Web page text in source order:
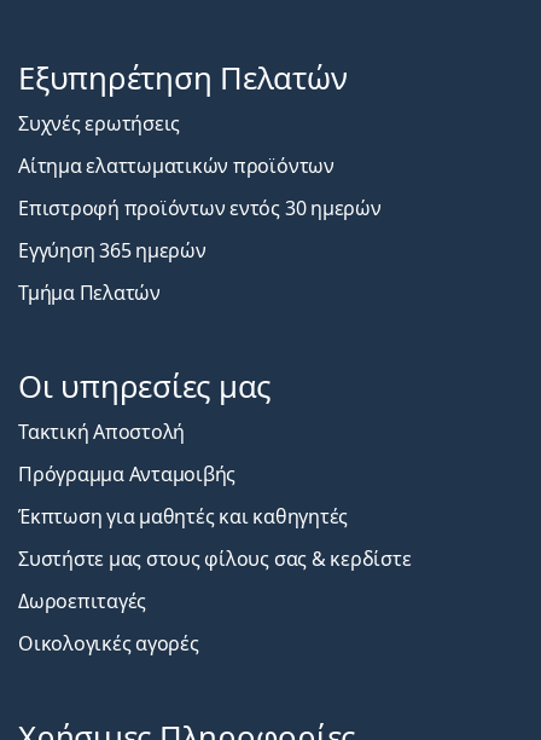
Εξυπηρέτηση Πελατών
Συχνές ερωτήσεις
Αίτημα ελαττωματικών προϊόντων
Επιστροφή προϊόντων εντός 30 ημερών
Εγγύηση 365 ημερών
Τμήμα Πελατών
Οι υπηρεσίες μας
Τακτική Αποστολή
Πρόγραμμα Ανταμοιβής
Έκπτωση για μαθητές και καθηγητές
Συστήστε μας στους φίλους σας & κερδίστε
Δωροεπιταγές
Οικολογικές αγορές